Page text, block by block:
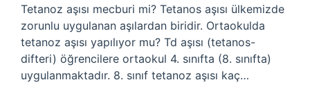
Tetanoz aşısı mecburi mi? Tetanos aşısı ülkemizde
zorunlu uygulanan aşılardan biridir. Ortaokulda
tetanoz aşısı yapılıyor mu? Td aşısı (tetanos-
difteri) öğrencilere ortaokul 4. sınıfta (8. sınıfta)
uygulanmaktadır. 8. sınıf tetanoz aşısı kaç…